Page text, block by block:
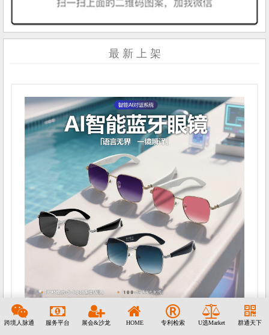
最 新 上 架
跨境人脉通 服务平台 展会&沙龙 HOME 专利检索 U选Market 群通天下